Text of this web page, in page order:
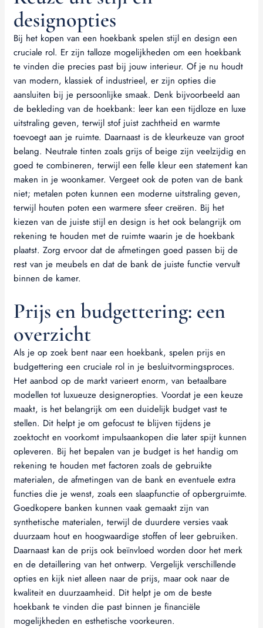
designopties
Bij het kopen van een hoekbank spelen stijl en design een
cruciale rol. Er zijn talloze mogelijkheden om een hoekbank
te vinden die precies past bij jouw interieur. Of je nu houdt
van modern, klassiek of industrieel, er zijn opties die
aansluiten bij je persoonlijke smaak. Denk bijvoorbeeld aan
de bekleding van de hoekbank: leer kan een tijdloze en luxe
uitstraling geven, terwijl stof juist zachtheid en warmte
toevoegt aan je ruimte. Daarnaast is de kleurkeuze van groot
belang. Neutrale tinten zoals grijs of beige zijn veelzijdig en
goed te combineren, terwijl een felle kleur een statement kan
maken in je woonkamer. Vergeet ook de poten van de bank
niet; metalen poten kunnen een moderne uitstraling geven,
terwijl houten poten een warmere sfeer creëren. Bij het
kiezen van de juiste stijl en design is het ook belangrijk om
rekening te houden met de ruimte waarin je de hoekbank
plaatst. Zorg ervoor dat de afmetingen goed passen bij de
rest van je meubels en dat de bank de juiste functie vervult
binnen de kamer.
Prijs en budgettering: een
overzicht
Als je op zoek bent naar een hoekbank, spelen prijs en
budgettering een cruciale rol in je besluitvormingsproces.
Het aanbod op de markt varieert enorm, van betaalbare
modellen tot luxueuze designeropties. Voordat je een keuze
maakt, is het belangrijk om een duidelijk budget vast te
stellen. Dit helpt je om gefocust te blijven tijdens je
zoektocht en voorkomt impulsaankopen die later spijt kunnen
opleveren. Bij het bepalen van je budget is het handig om
rekening te houden met factoren zoals de gebruikte
materialen, de afmetingen van de bank en eventuele extra
functies die je wenst, zoals een slaapfunctie of opbergruimte.
Goedkopere banken kunnen vaak gemaakt zijn van
synthetische materialen, terwijl de duurdere versies vaak
duurzaam hout en hoogwaardige stoffen of leer gebruiken.
Daarnaast kan de prijs ook beïnvloed worden door het merk
en de detaillering van het ontwerp. Vergelijk verschillende
opties en kijk niet alleen naar de prijs, maar ook naar de
kwaliteit en duurzaamheid. Dit helpt je om de beste
hoekbank te vinden die past binnen je financiële
mogelijkheden en esthetische voorkeuren.